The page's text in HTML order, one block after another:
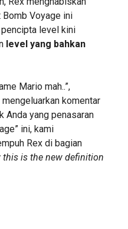
Bomb Voyage ini
level kini
level yang bahkan
Mario mah..”,
komentar
Anda yang penasaran
ini, kami
Rex di bagian
this is the new definition